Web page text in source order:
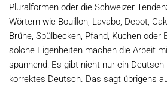
Pluralformen oder die Schweizer
Wörtern wie Bouillon, Lavabo, Depot,
Brühe, Spülbecken, Pfand, Kuchen oder
solche Eigenheiten machen die Arbeit
spannend: Es gibt nicht nur ein
korrektes Deutsch. Das sagt übrigens